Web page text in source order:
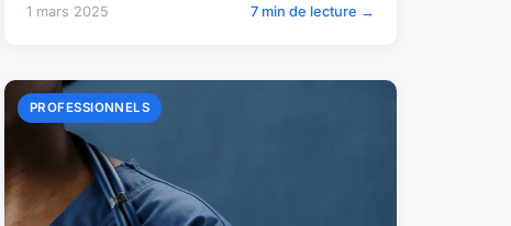
1 mars 2025 7 min de lecture →
PROFESSIONNELS